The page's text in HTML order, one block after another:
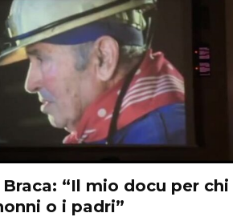
“Il mio docu per chi
o i padri”